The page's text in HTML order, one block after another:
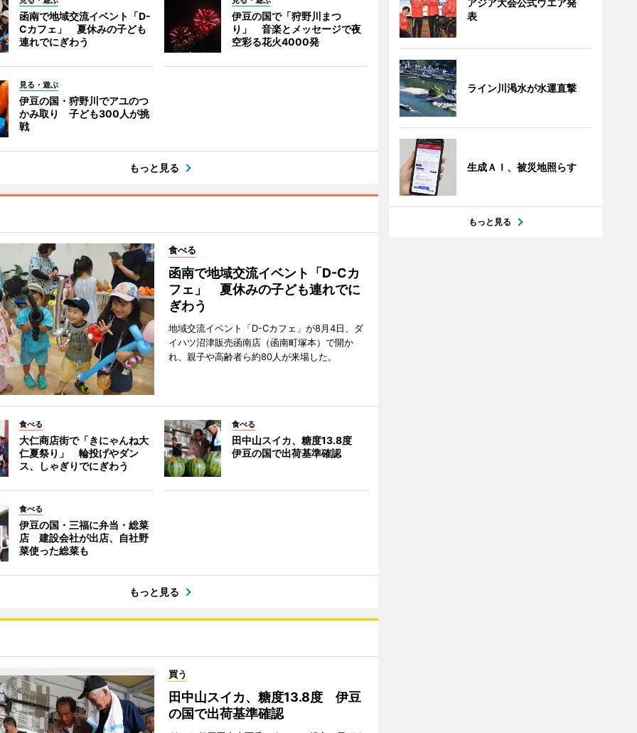
函南で地域交流イベント「D-
Cカフェ」 夏休みの子ども
連れでにぎわう
伊豆の国で「狩野川まつ
り」 音楽とメッセージで夜
空彩る花火4000発
見る・遊ぶ
伊豆の国・狩野川でアユのつ
かみ取り 子ども300人が挑
戦
もっと見る
食べる
函南で地域交流イベント「D-Cカ
フェ」 夏休みの子ども連れでに
ぎわう
地域交流イベント「D-Cカフェ」が8月4日、ダ
イハツ沼津販売函南店（函南町塚本）で開か
れ、親子や高齢者ら約80人が来場した。
食べる
大仁商店街で「きにゃんね大
仁夏祭り」 輪投げやダン
ス、しゃぎりでにぎわう
食べる
田中山スイカ、糖度13.8度
伊豆の国で出荷基準確認
食べる
伊豆の国・三福に弁当・総菜
店 建設会社が出店、自社野
菜使った総菜も
もっと見る
買う
田中山スイカ、糖度13.8度 伊豆
の国で出荷基準確認
アジア大会公式ウエア発
表
ライン川渇水が水運直撃
生成ＡＩ、被災地照らす
もっと見る